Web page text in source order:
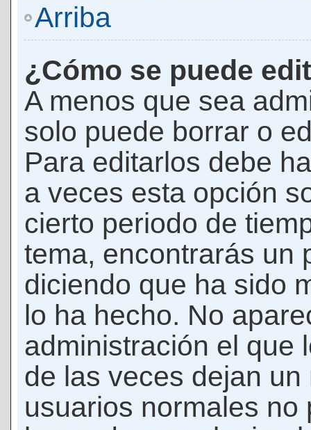
Arriba
¿Cómo se puede
A menos que sea
solo puede borrar o
Para editarlos debe
a veces esta opción
cierto periodo de
tema, encontrarás un
diciendo que ha sido
lo ha hecho. No
administración el que
de las veces dejan
usuarios normales